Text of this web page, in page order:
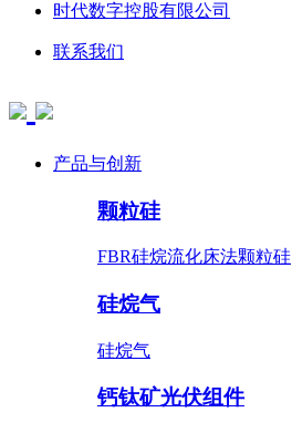
时代数字控股有限公司
联系我们
产品与创新
颗粒硅
FBR硅烷流化床法颗粒硅
硅烷气
硅烷气
钙钛矿光伏组件